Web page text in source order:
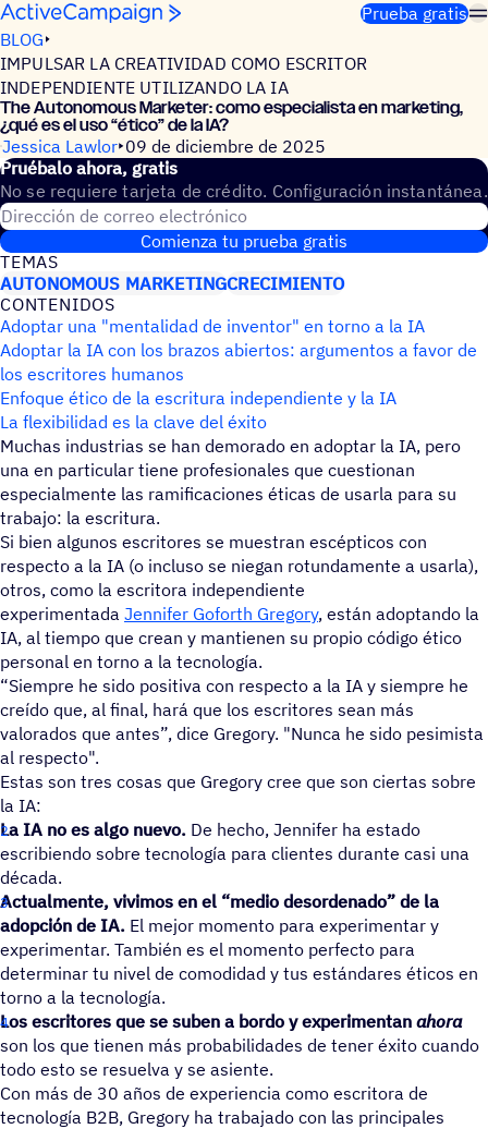
Saltar al contenido
Prueba gratis
BLOG
IMPULSAR LA CREATIVIDAD COMO ESCRITOR
INDEPENDIENTE UTILIZANDO LA IA
The Auto­no­mous Marke­ter: como espe­cia­lista en marke­ting,
¿qué es el uso“ético” de la IA?
Jessica Lawlor 09 de diciembre de 2025
Prué­balo ahora, gratis
No se requiere tarjeta de crédito. Configuración instantánea.
Dirección de correo electrónico
Comienza tu prueba gratis
TEMAS
AUTONOMOUS MARKETINGCRECIMIENTO
CONTE­NI­DOS
Adoptar una "mentalidad de inventor" en torno a la IA
Adoptar la IA con los brazos abiertos: argumentos a favor de
los escritores humanos
Enfoque ético de la escritura independiente y la IA
La flexibilidad es la clave del éxito
Muchas industrias se han demorado en adoptar la IA, pero
una en particular tiene profesionales que cuestionan
especialmente las ramificaciones éticas de usarla para su
trabajo: la escritura.
Si bien algunos escritores se muestran escépticos con
respecto a la IA (o incluso se niegan rotundamente a usarla),
otros, como la escritora independiente
experimentada Jennifer Goforth Gregory, están adoptando la
IA, al tiempo que crean y mantienen su propio código ético
personal en torno a la tecnología.
“Siempre he sido positiva con respecto a la IA y siempre he
creído que, al final, hará que los escritores sean más
valorados que antes”, dice Gregory. "Nunca he sido pesimista
al respecto".
Estas son tres cosas que Gregory cree que son ciertas sobre
la IA:
La IA no es algo nuevo. De hecho, Jennifer ha estado
escribiendo sobre tecnología para clientes durante casi una
década.
Actualmente, vivimos en el “medio desordenado” de la
adopción de IA. El mejor momento para experimentar y
experimentar. También es el momento perfecto para
determinar tu nivel de comodidad y tus estándares éticos en
torno a la tecnología.
Los escritores que se suben a bordo y experimentan ahora
son los que tienen más probabilidades de tener éxito cuando
todo esto se resuelva y se asiente.
Con más de 30 años de experiencia como escritora de
tecnología B2B, Gregory ha trabajado con las principales